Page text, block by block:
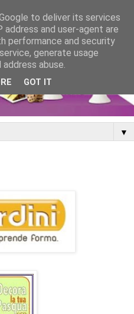
▼
to deliver its services
address and user-agent are
performance and security
generate usage
abuse.
GOT IT